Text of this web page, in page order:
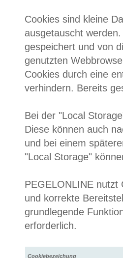
Cookies sind kleine
ausgetauscht
gespeichert und von
genutzten
Cookies durch eine
verhindern. Bereits
Bei der "Local
Diese können auch
und bei einem
"Local Storage"
PEGELONLINE nutzt
und korrekte
grundlegende
erforderlich.
Cookiebezeichung